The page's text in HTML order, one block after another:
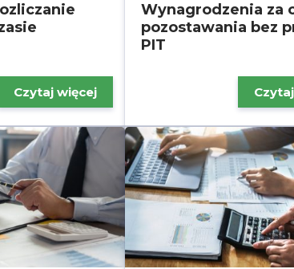
Czytaj więcej
Wynagrodzenia za
pozostawania bez
PIT